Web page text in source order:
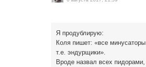
Я продублирую:
Коля пишет: «все
т.е. эндурщики».
Вроде назвал всех пидорами,